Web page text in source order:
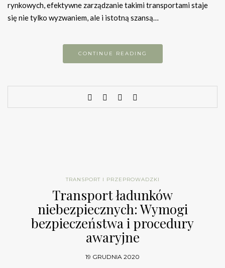
rynkowych, efektywne zarządzanie takimi transportami staje
się nie tylko wyzwaniem, ale i istotną szansą…
CONTINUE READING
TRANSPORT I PRZEPROWADZKI
Transport ładunków
niebezpiecznych: Wymogi
bezpieczeństwa i procedury
awaryjne
19 GRUDNIA 2020